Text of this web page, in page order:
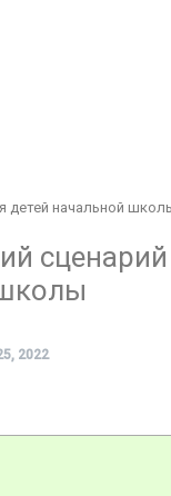
детей начальной
сценарий
2022